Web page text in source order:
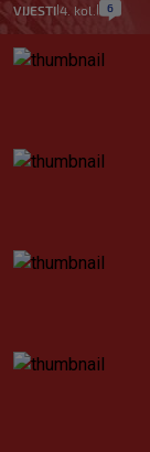
VIJESTI 4. kol. 6